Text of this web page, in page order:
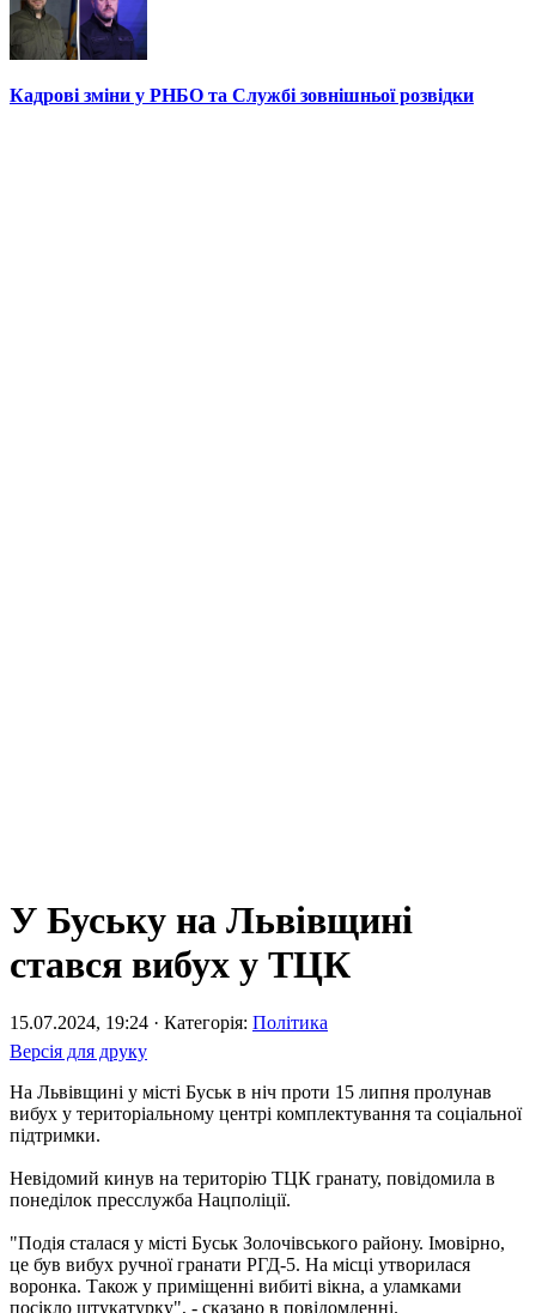
Кадрові зміни у РНБО та Службі зовнішньої розвідки
У Буську на Львівщині
стався вибух у ТЦК
15.07.2024, 19:24 · Категорія: Політика
Версія для друку
На Львівщині у місті Буськ в ніч проти 15 липня пролунав
вибух у територіальному центрі комплектування та соціальної
підтримки.
Невідомий кинув на територію ТЦК гранату, повідомила в
понеділок пресслужба Нацполіції.
"Подія сталася у місті Буськ Золочівського району. Імовірно,
це був вибух ручної гранати РГД-5. На місці утворилася
воронка. Також у приміщенні вибиті вікна, а уламками
посікло штукатурку", - сказано в повідомленні.